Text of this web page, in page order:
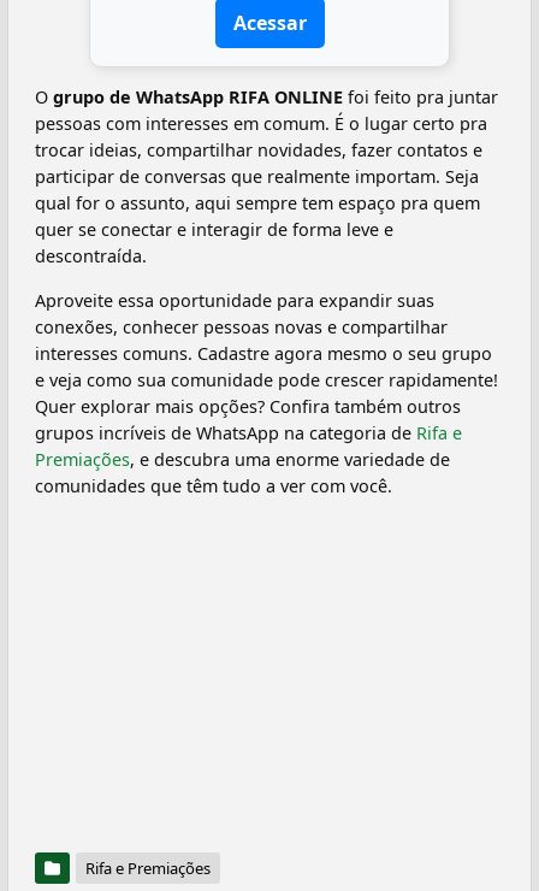
Acessar
O grupo de WhatsApp RIFA ONLINE foi feito pra juntar
pessoas com interesses em comum. É o lugar certo pra
trocar ideias, compartilhar novidades, fazer contatos e
participar de conversas que realmente importam. Seja
qual for o assunto, aqui sempre tem espaço pra quem
quer se conectar e interagir de forma leve e
descontraída.
Aproveite essa oportunidade para expandir suas
conexões, conhecer pessoas novas e compartilhar
interesses comuns. Cadastre agora mesmo o seu grupo
e veja como sua comunidade pode crescer rapidamente!
Quer explorar mais opções? Confira também outros
grupos incríveis de WhatsApp na categoria de Rifa e
Premiações, e descubra uma enorme variedade de
comunidades que têm tudo a ver com você.
Rifa e Premiações